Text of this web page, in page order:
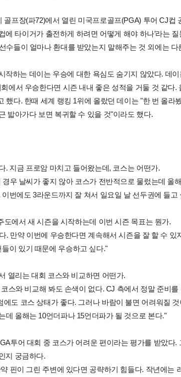
골프장(파72)에서 열린 미국프로골프(PGA) 투어 CJ컵
에 타이거가 출전하게 하려면 어떻게 해야 하나’라는
수들이 얼마나 환대를 받았는지 말해주는 것 외에는 다
작하는 데이는 우승에 대한 욕심도 숨기지 않았다. 데
에서 우승한다면 시즌 내내 좋은 성적을 거둘 것 같다.
했다. 한때 세계 랭킹 1위에 올랐던 데이는 "한 번 올라
밟아가다 보면 복귀할 수 있을 것"이라도 했다.
. 지금 프로암 마치고 들어왔는데, 코스는 어떤가.
우 날씨가 좋지 않아 코스가 전반적으로 물렀는데 올
번에도 3라운드까지 잘 쳐서 일요일 날 선두권에 들고
도에서 새 시즌을 시작하는데 이번 시즌 목표는 뭔가.
. 만약 이번에 우승한다면 계속해서 시즌을 잘 할 수 있
이 있기 때문에 우승하고 싶다."
열리는 대회 코스와 비교하면 어떤가.
스와 비교해 봐도 손색이 없다. CJ 측에서 정말 준비
도 코스 상태가 좋다. 그러나 바람이 불면 어려워질
데 올해는 10언더파나 15언더파가 될 것으로 본다."
투어 대회 중 코스가 어려운 편이라는 평가를 받았다.
지 궁금하다.
핀이 그린 주변에 있다면 공략하기 힘들다. 작년에는